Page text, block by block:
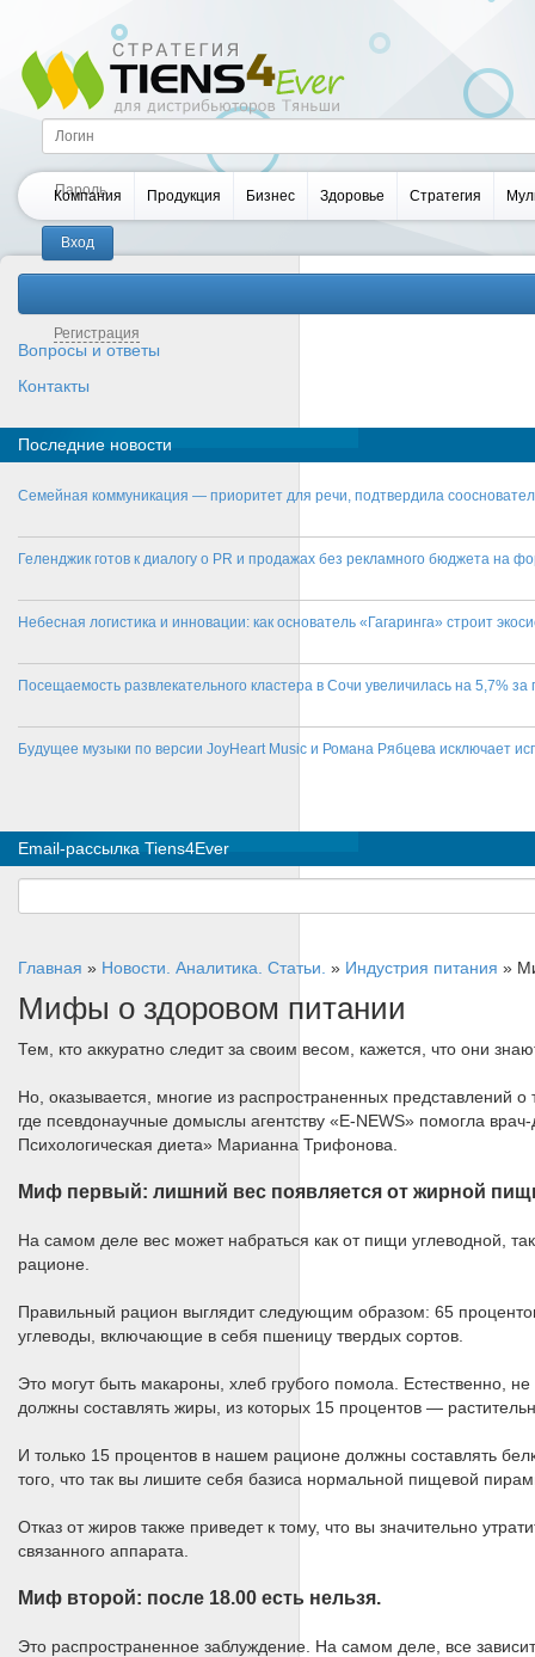
Регистрация
Компания Продукция Бизнес Здоровье Стратегия
Вопросы и ответы
Контакты
Последние новости
Семейная коммуникация — приоритет для речи, подтвердила
Геленджик готов к диалогу о PR и продажах без рекламного бюджета на
Небесная логистика и инновации: как основатель «Гагаринга» строит
Посещаемость развлекательного кластера в Сочи увеличилась на 5,7% за
Будущее музыки по версии JoyHeart Music и Романа Рябцева исключает
Email-рассылка Tiens4Ever
Главная » Новости. Аналитика. Статьи. » Индустрия питания »
Мифы о здоровом питании
Тем, кто аккуратно следит за своим весом, кажется, что они
Но, оказывается, многие из распространенных представлений
где псевдонаучные домыслы агентству «E-NEWS» помогла
Психологическая диета» Марианна Трифонова.
Миф первый: лишний вес появляется от жирной
На самом деле вес может набраться как от пищи углеводной,
рационе.
Правильный рацион выглядит следующим образом: 65
углеводы, включающие в себя пшеницу твердых сортов.
Это могут быть макароны, хлеб грубого помола. Естественно,
должны составлять жиры, из которых 15 процентов —
И только 15 процентов в нашем рационе должны составлять
того, что так вы лишите себя базиса нормальной пищевой
Отказ от жиров также приведет к тому, что вы значительно
связанного аппарата.
Миф второй: после 18.00 есть нельзя.
Это распространенное заблуждение. На самом деле, все